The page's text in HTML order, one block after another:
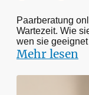
Paarberatung
Wartezeit. Wie
wen sie geeignet
Mehr lesen